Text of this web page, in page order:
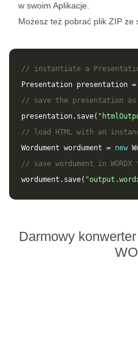
w swoim Aplikacje.
Możesz też pobrać plik ZIP ze
// instantiate a
Presentation presentation =
// save the presentation as
presentation. save(
// load HTML with an
Wordument wordument = new
// save wordument in WORDX
wordument . save(
Darmowy